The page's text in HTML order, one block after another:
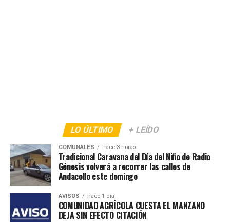
LO ÚLTIMO + LEÍDO
COMUNALES hace 3 horas
Tradicional Caravana del Día del Niño de Radio
Génesis volverá a recorrer las calles de
Andacollo este domingo
AVISOS hace 1 día
COMUNIDAD AGRÍCOLA CUESTA EL MANZANO
DEJA SIN EFECTO CITACIÓN